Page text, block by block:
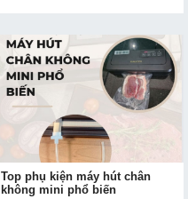
Top phụ kiện máy hút chân
không mini phổ biến